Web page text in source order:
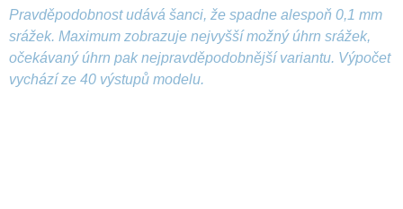
Pravděpodobnost udává šanci, že spadne alespoň 0,1 mm
srážek. Maximum zobrazuje nejvyšší možný úhrn srážek,
očekávaný úhrn pak nejpravděpodobnější variantu. Výpočet
vychází ze 40 výstupů modelu.